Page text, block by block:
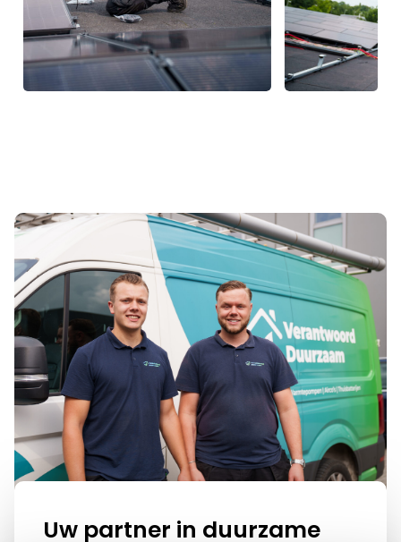
Uw partner in duurzame